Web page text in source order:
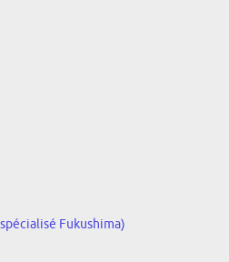
Fukushima)